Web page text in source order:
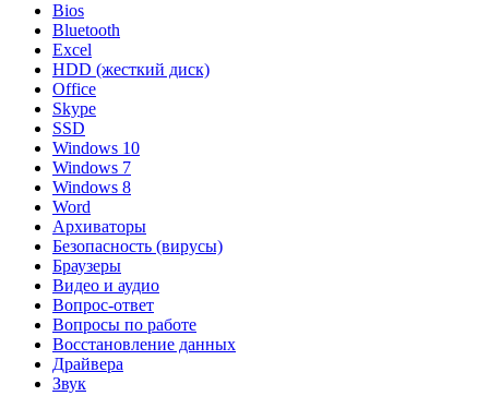
Bios
Bluetooth
Excel
HDD (жесткий диск)
Office
Skype
SSD
Windows 10
Windows 7
Windows 8
Word
Архиваторы
Безопасность (вирусы)
Браузеры
Видео и аудио
Вопрос-ответ
Вопросы по работе
Восстановление данных
Драйвера
Звук